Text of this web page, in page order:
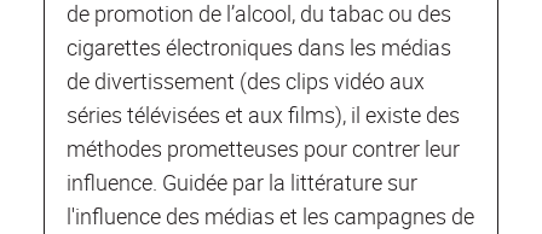
de promotion de l’alcool, du tabac ou des
cigarettes électroniques dans les médias
de divertissement (des clips vidéo aux
séries télévisées et aux films), il existe des
méthodes prometteuses pour contrer leur
influence. Guidée par la littérature sur
l'influence des médias et les campagnes de